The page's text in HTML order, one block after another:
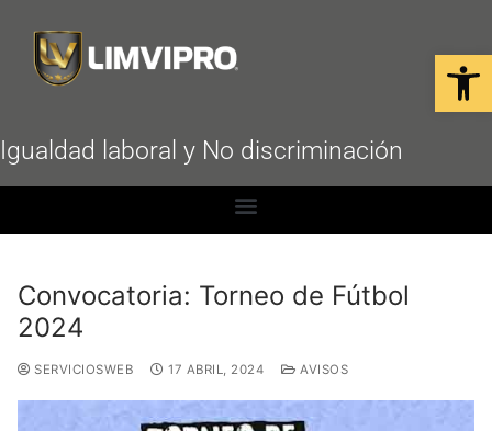
Igualdad laboral y No discriminación
Convocatoria: Torneo de Fútbol
2024
SERVICIOSWEB 17 ABRIL, 2024 AVISOS